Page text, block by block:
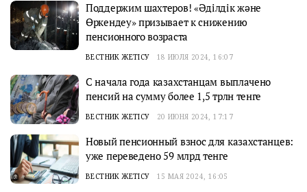
Поддержим шахтеров! «Әділдік және
Өркендеу» призывает к снижению
пенсионного возраста
ВЕСТНИК ЖЕТІСУ 18 ИЮЛЯ 2024, 16:07
С начала года казахстанцам выплачено
пенсий на сумму более 1,5 трлн тенге
ВЕСТНИК ЖЕТІСУ 20 ИЮНЯ 2024, 17:17
Новый пенсионный взнос для казахстанцев:
уже переведено 59 млрд тенге
ВЕСТНИК ЖЕТІСУ 15 МАЯ 2024, 16:05